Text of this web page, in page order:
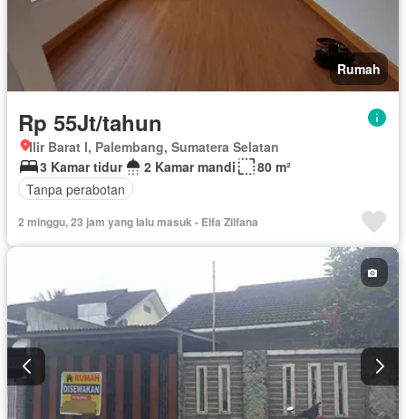
Rumah
Rp 55Jt/tahun
Ilir Barat I, Palembang, Sumatera Selatan
3 Kamar tidur
2 Kamar mandi
80 m²
Tanpa perabotan
2 minggu, 23 jam yang lalu masuk - Elfa Zilfana